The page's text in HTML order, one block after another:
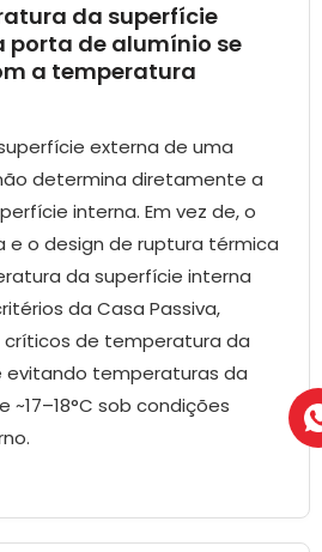
da superfície
porta de alumínio se
a temperatura
externa de uma
determina diretamente a
interna. Em vez de, o
e o design de ruptura térmica
da superfície interna
da Casa Passiva,
de temperatura da
evitando temperaturas da
sob condições